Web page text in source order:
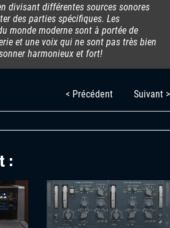
divisant différentes sources sonores
des parties spécifiques. Les
monde moderne sont à portée de
et une voix qui ne sont pas très bien
harmonieux et fort!
< Précédent Suivant >
: